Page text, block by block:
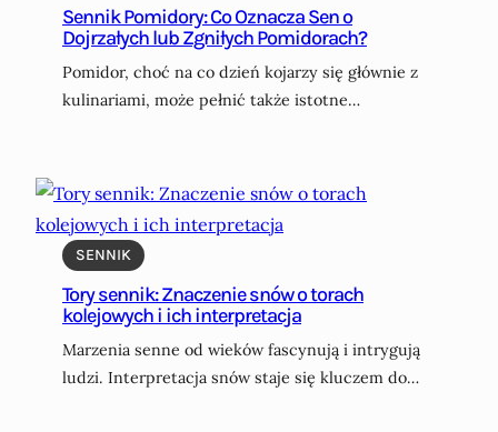
Sennik Pomidory: Co Oznacza Sen o
Dojrzałych lub Zgniłych Pomidorach?
Pomidor, choć na co dzień kojarzy się głównie z
kulinariami, może pełnić także istotne…
SENNIK
Tory sennik: Znaczenie snów o torach
kolejowych i ich interpretacja
Marzenia senne od wieków fascynują i intrygują
ludzi. Interpretacja snów staje się kluczem do…